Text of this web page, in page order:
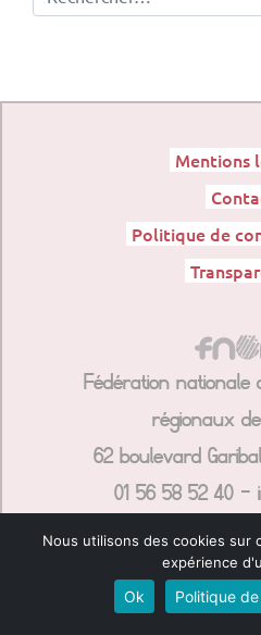
Mentions
Politique de
Fédération nationale
régionaux
62 boulevard
01 56 58 52 40 –
Nous utilisons des cookies sur
expérience
Ok Politique